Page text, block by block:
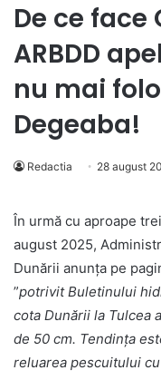
De ce
ARBDD
nu mai
Degeaba!
Redactia 28 august
În urmă cu aproape
august 2025,
Dunării anunța pe
”potrivit Buletinului
cota Dunării la Tulcea
de 50 cm. Tendința
reluarea pescuitului